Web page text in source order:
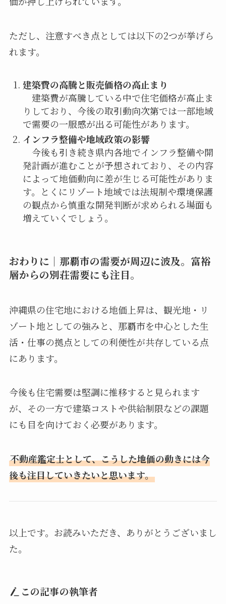
ただし、注意すべき点としては以下の2つが挙げら
れます。
建築費の高騰と販売価格の高止まり
建築費が高騰している中で住宅価格が高止ま
りしており、今後の取引動向次第では一部地域
で需要の一服感が出る可能性があります。
インフラ整備や地域政策の影響
今後も引き続き県内各地でインフラ整備や開
発計画が進むことが予想されており、その内容
によって地価動向に差が生じる可能性がありま
す。とくにリゾート地域では法規制や環境保護
の観点から慎重な開発判断が求められる場面も
増えていくでしょう。
おわりに│那覇市の需要が周辺に波及。富裕
層からの別荘需要にも注目。
沖縄県の住宅地における地価上昇は、観光地・リ
ゾート地としての強みと、那覇市を中心とした生
活・仕事の拠点としての利便性が共存している点
にあります。
今後も住宅需要は堅調に推移すると見られます
が、その一方で建築コストや供給制限などの課題
にも目を向けておく必要があります。
不動産鑑定士として、こうした地価の動きには今
後も注目していきたいと思います。
以上です。お読みいただき、ありがとうございまし
た。
この記事の執筆者